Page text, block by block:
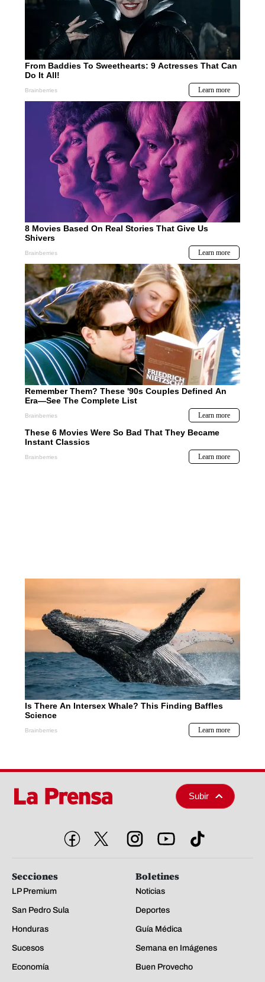
Subir
Secciones
LP Premium
San Pedro Sula
Honduras
Sucesos
Economía
Boletines
Noticias
Deportes
Guía Médica
Semana en Imágenes
Buen Provecho